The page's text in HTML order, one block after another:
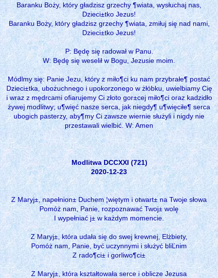
Baranku Boży, który gładzisz grzechy ¶wiata, wysłuchaj nas,
Dzieci±tko Jezus!
Baranku Boży, który gładzisz grzechy ¶wiata, zmiłuj się nad nami,
Dzieci±tko Jezus!
P: Będę się radował w Panu.
W: Będę się weselił w Bogu, Jezusie moim.
Módlmy się: Panie Jezu, który z miło¶ci ku nam przybrałe¶ postać
Dzieci±tka, ubożuchnego i upokorzonego w żłóbku, uwielbiamy Cię
i wraz z mędrcami ofiarujemy Ci złoto gor±cej miło¶ci oraz kadzidło
żywej modlitwy; u¶więć nasze serca, jak niegdy¶ u¶więciłe¶ serca
ubogich pasterzy, aby¶my Ci zawsze wiernie służyli i nigdy nie
przestawali wielbić. W: Amen
Modlitwa DCCXXI (721)
2020-12-23
Z Maryj±, napełnion± Duchem ¦więtym i otwart± na Twoje słowa
Pomóż nam, Panie, rozpoznawać Twoj± wolę
I wypełniać j± w każdym momencie.
Z Maryj±, która udała się do swej krewnej, Elżbiety,
Pomóż nam, Panie, być uczynnymi i służyć bliĽnim
Z rado¶ci± i gorliwo¶ci±
Z Maryj±, która kształtowała serce i oblicze Jezusa